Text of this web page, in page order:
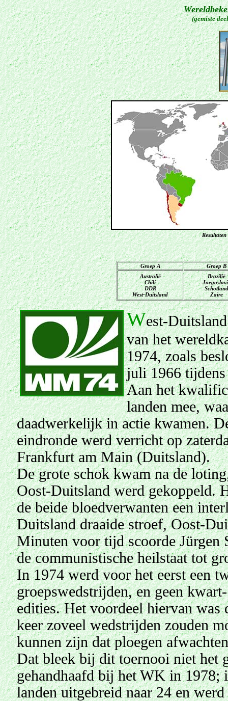
(gemiste
Groep A
Groep B
Australië
Chili
DDR
West-Duitsland
Brazilië
Schotland
Zaire
West-
van het
1974, zoals
juli 1966 tijdens
Aan het
landen mee,
daadwerkelijk in actie kwamen.
eindronde werd verricht op
Frankfurt am Main (Duitsland).
De grote schok kwam na de
Oost-Duitsland werd gekoppeld.
de beide bloedverwanten een
Duitsland draaide stroef, Oost-
Minuten voor tijd scoorde Jürgen
de communistische heilstaat tot
In 1974 werd voor het eerst een
groepswedstrijden, en geen
edities. Het voordeel hiervan was
keer zoveel wedstrijden zouden
kunnen zijn dat ploegen
Dat bleek bij dit toernooi niet het
gehandhaafd bij het WK in 1978;
landen uitgebreid naar 24 en